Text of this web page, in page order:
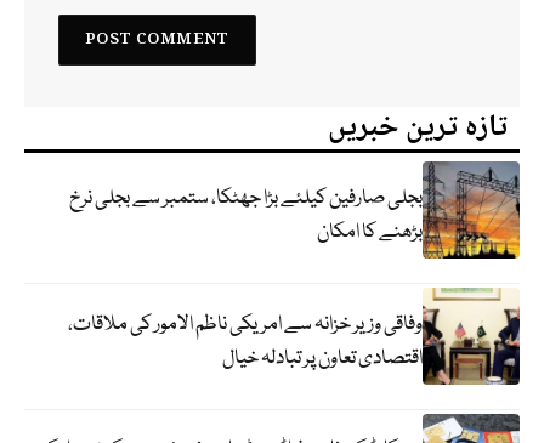
تازہ ترین خبریں
بجلی صارفین کیلئے بڑا جھٹکا، ستمبر سے بجلی نرخ
بڑھنے کا امکان
وفاقی وزیر خزانہ سے امریکی ناظم الامور کی ملاقات،
اقتصادی تعاون پر تبادلہ خیال